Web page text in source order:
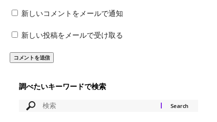
新しいコメントをメールで通知
新しい投稿をメールで受け取る
調べたいキーワードで検索